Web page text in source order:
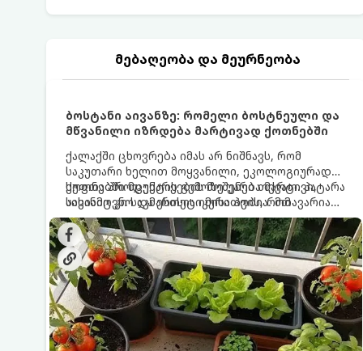
მებაღეობა და მეურნეობა
ბოსტანი აივანზე: რომელი ბოსტნეული და
მწვანილი იზრდება მარტივად ქოთნებში
ქალაქში ცხოვრება იმას არ ნიშნავს, რომ
საკუთარი ხელით მოყვანილი, ეკოლოგიურად
სუფთა პროდუქტის გემოზე უარი თქვათ. პატარა
აივანიც კი საკმარისია იმისათვის, რომ
მოიწყოთ მინი-ბოსტანი, საიდანაც
ყოველდღიურად ახალ, არომატულ მწვანილსა
და ბოსტნეულს მოკრეფთ.
ქოთნებში მცენარეების მოშენება მარტივი,
სასიამოვნო და ესთეტიკური ჰობია. მთავარია
იცოდეთ, რომელი კულტურები ეგუებიან
ქოთნის პირობებს ყველაზე კარგად და როგორ
მოუაროთ მათ სწორად.